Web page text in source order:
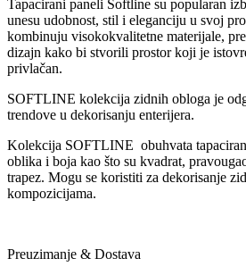
Tapacirani paneli Softline su popularan
unesu udobnost, stil i eleganciju u svoj
kombinuju visokokvalitetne materijale,
dizajn kako bi stvorili prostor koji je
privlačan.
SOFTLINE kolekcija zidnih obloga je
trendove u dekorisanju enterijera.
Kolekcija SOFTLINE obuhvata
oblika i boja kao što su kvadrat,
trapez. Mogu se koristiti za dekorisanje
kompozicijama.
Preuzimanje & Dostava